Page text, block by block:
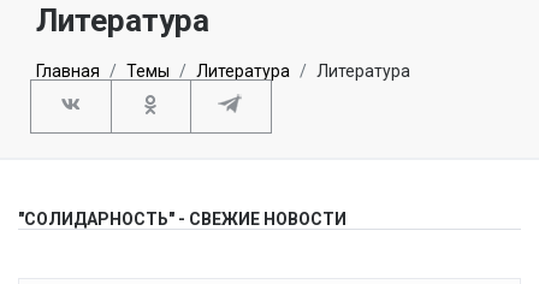
Литература
Главная Темы Литература Литература
"СОЛИДАРНОСТЬ" - СВЕЖИЕ НОВОСТИ